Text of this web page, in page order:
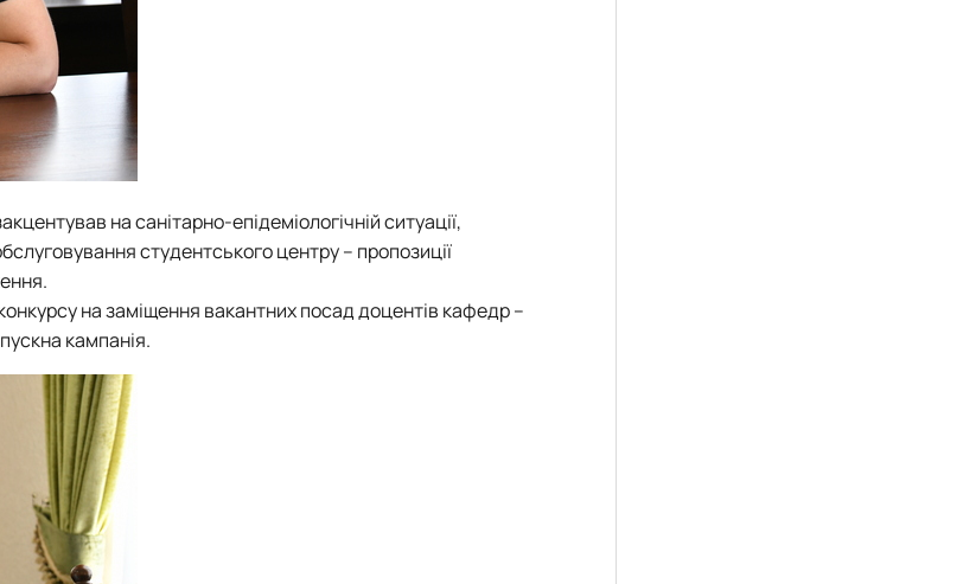
на санітарно-епідеміологічній ситуації,
студентського центру– пропозиції
на заміщення вакантних посад доцентів кафедр –
кампанія.